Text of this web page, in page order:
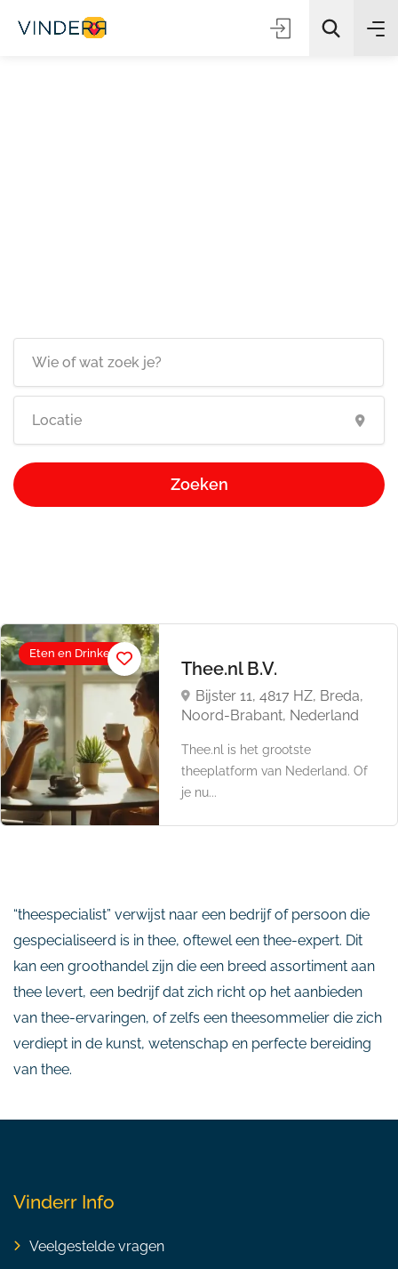
Zoeken
Eten en Drinken
Thee.nl B.V.
Bijster 11, 4817 HZ, Breda,
Noord-Brabant, Nederland
Thee.nl is het grootste
theeplatform van Nederland. Of
je nu...
“theespecialist” verwijst naar een bedrijf of persoon die
gespecialiseerd is in thee, oftewel een thee-expert. Dit
kan een groothandel zijn die een breed assortiment aan
thee levert, een bedrijf dat zich richt op het aanbieden
van thee-ervaringen, of zelfs een theesommelier die zich
verdiept in de kunst, wetenschap en perfecte bereiding
van thee.
Vinderr Info
Veelgestelde vragen